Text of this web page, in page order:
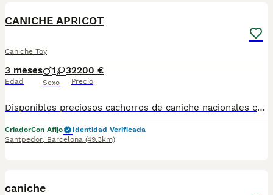
CANICHE APRICOT
Caniche Toy
3 meses
Edad
1 3
Sexo
2200 €
Precio
Disponibles preciosos cachorros de caniche nacionales criados en nuestras instalaciones, en un ambiente familiar y responsable. Nuestros cachorros se entregan con cartilla de primera vacunación, vacunas correspondientes a su edad, desparasitados interna y externamente, y con microchip implantado y dado de alta. Además, realizamos un contrato de garantía que incluye: • Garantía vírica de 15 días. • Garantía congénita de 1 año. Desde la fecha de entrega del cachorro. Nos comprometemos al 100% con la salud, el bienestar y el cuidado de nuestros pequeños. Disponemos de Núcleo Zoológico Para más información, imágenes o cualquier consulta sin compromiso, pueden contactar con nosotros en los teléfonos: CRISTINA 📞 722 788 399 📞 932 514 529
CriadorCon Afijo
Identidad Verificada
Santpedor, Barcelona (49.3km)
caniche